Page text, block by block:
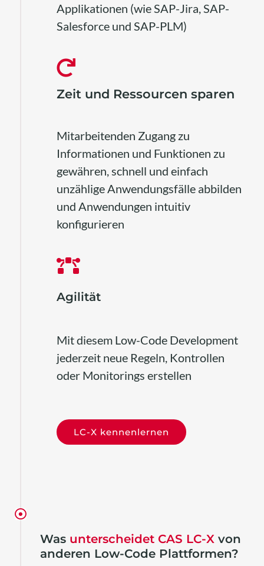
Applikationen (wie SAP-Jira, SAP-
Salesforce und SAP-PLM)
Zeit und Ressourcen sparen
Mitarbeitenden Zugang zu
Informationen und Funktionen zu
gewähren, schnell und einfach
unzählige Anwendungsfälle abbilden
und Anwendungen intuitiv
konfigurieren
Agilität
Mit diesem Low-Code Development
jederzeit neue Regeln, Kontrollen
oder Monitorings erstellen
LC-X kennenlernen
Was unterscheidet CAS LC-Xvon
anderen Low-Code Plattformen?